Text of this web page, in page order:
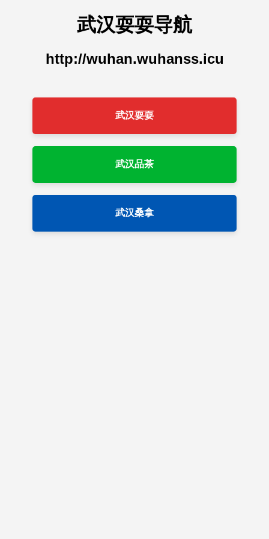
武汉耍耍导航
http://wuhan.wuhanss.icu
武汉耍耍
武汉品茶
武汉桑拿